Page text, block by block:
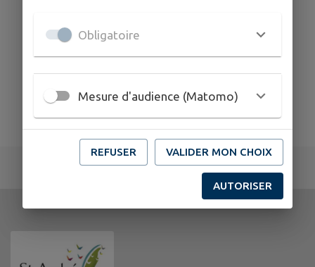
Obligatoire
Mesure d'audience (Matomo)
REFUSER VALIDER MON CHOIX
AUTORISER